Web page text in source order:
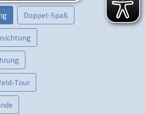
Doppel-Spaß
Tour